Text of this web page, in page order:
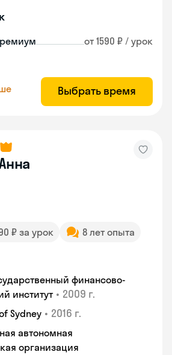
от 1590 ₽ / урок
Выбрать время
₽ за урок
8 лет опыта
финансово-
институт • 2009 г.
Sydney • 2016 г.
автономная
организация